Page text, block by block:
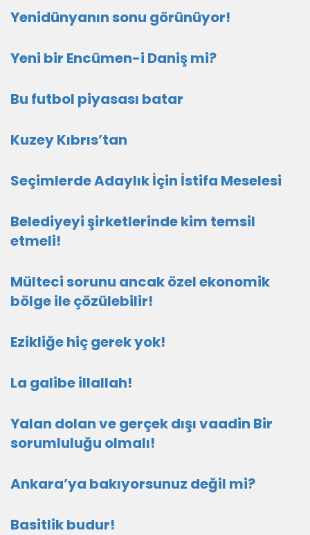
Yenidünyanın sonu görünüyor!
Yeni bir Encümen-i Daniş mi?
Bu futbol piyasası batar
Kuzey Kıbrıs’tan
Seçimlerde Adaylık İçin İstifa Meselesi
Belediyeyi şirketlerinde kim temsil
etmeli!
Mülteci sorunu ancak özel ekonomik
bölge ile çözülebilir!
Ezikliğe hiç gerek yok!
La galibe illallah!
Yalan dolan ve gerçek dışı vaadin Bir
sorumluluğu olmalı!
Ankara’ya bakıyorsunuz değil mi?
Basitlik budur!